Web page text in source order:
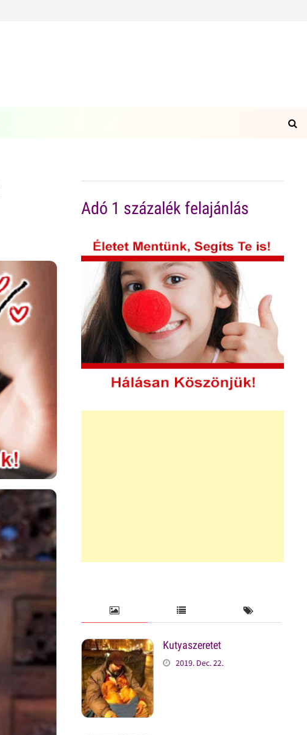
Adó 1 százalék felajánlás
Kutyaszeretet
2019. Dec. 22.